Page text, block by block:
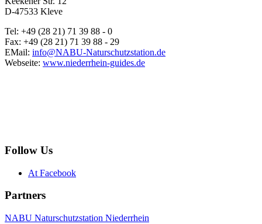
D-47533 Kleve
Tel: +49 (28 21) 71 39 88 - 0
Fax: +49 (28 21) 71 39 88 - 29
EMail: info@NABU-Naturschutzstation.de
Webseite: www.niederrhein-guides.de
Follow Us
At Facebook
Partners
NABU Naturschutzstation Niederrhein